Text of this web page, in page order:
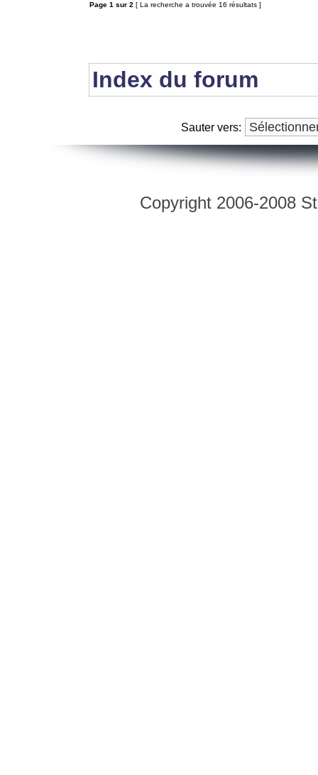
Page 1 sur 2 [ La recherche a trouvée 16 résultats ]
Index du forum
Sauter vers:
Copyright 2006-2008